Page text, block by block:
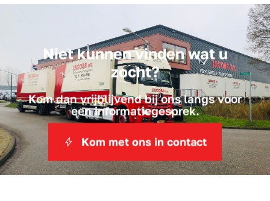
Niet kunnen vinden wat u
zocht?
Kom dan vrijblijvend bij ons langs voor
een informatiegesprek.
Kom met ons in contact